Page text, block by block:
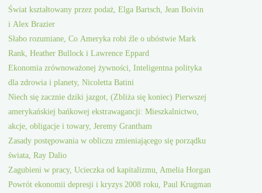
Świat kształtowany przez podaż, Elga Bartsch, Jean Boivin
i Alex Brazier
Słabo rozumiane, Co Ameryka robi źle o ubóstwie Mark
Rank, Heather Bullock i Lawrence Eppard
Ekonomia zrównoważonej żywności, Inteligentna polityka
dla zdrowia i planety, Nicoletta Batini
Niech się zacznie dziki jazgot, (Zbliża się koniec) Pierwszej
amerykańskiej bańkowej ekstrawagancji: Mieszkalnictwo,
akcje, obligacje i towary, Jeremy Grantham
Zasady postępowania w obliczu zmieniającego się porządku
świata, Ray Dalio
Zagubieni w pracy, Ucieczka od kapitalizmu, Amelia Horgan
Powrót ekonomii depresji i kryzys 2008 roku, Paul Krugman